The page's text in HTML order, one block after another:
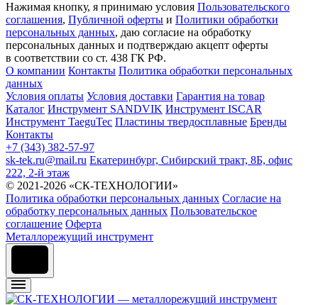
Нажимая кнопку, я принимаю условия Пользовательского
соглашения, Публичной оферты и Политики обработки
персональных данных, даю согласие на обработку
персональных данных и подтверждаю акцепт оферты
в соответствии со ст. 438 ГК РФ.
О компании Контакты Политика обработки персональных
данных
Условия оплаты Условия доставки Гарантия на товар
Каталог Инструмент SANDVIK Инструмент ISCAR
Инструмент TaeguTec Пластины твердосплавные Бренды
Контакты
+7 (343) 382-57-97
sk-tek.ru@mail.ru Екатеринбург, Сибирский тракт, 8Б, офис
222, 2-й этаж
© 2021-2026 «СК-ТЕХНОЛОГИИ»
Политика обработки персональных данных Согласие на
обработку персональных данных Пользовательское
соглашение Оферта
Металлорежущий инструмент